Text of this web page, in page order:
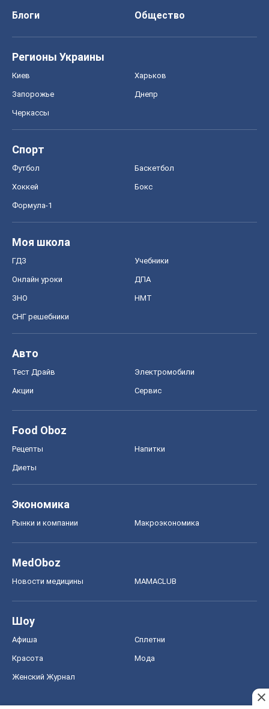
Блоги
Общество
Регионы Украины
Киев Харьков
Запорожье Днепр
Черкассы
Спорт
Футбол Баскетбол
Хоккей Бокс
Формула-1
Моя школа
ГДЗ Учебники
Онлайн уроки ДПА
ЗНО НМТ
СНГ решебники
Авто
Тест Драйв Электромобили
Акции Сервис
Food Oboz
Рецепты Напитки
Диеты
Экономика
Рынки и компании Mакроэкономика
MedOboz
Новости медицины MAMACLUB
Шоу
Афиша Сплетни
Красота Мода
Женский Журнал